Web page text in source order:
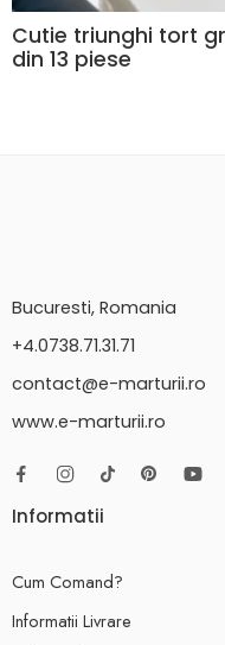
Cutie triunghi tort
din 13 piese
Bucuresti, Romania
+4.0738.71.31.71
contact@e-marturii.ro
www.e-marturii.ro
Informatii
Cum Comand?
Informatii Livrare